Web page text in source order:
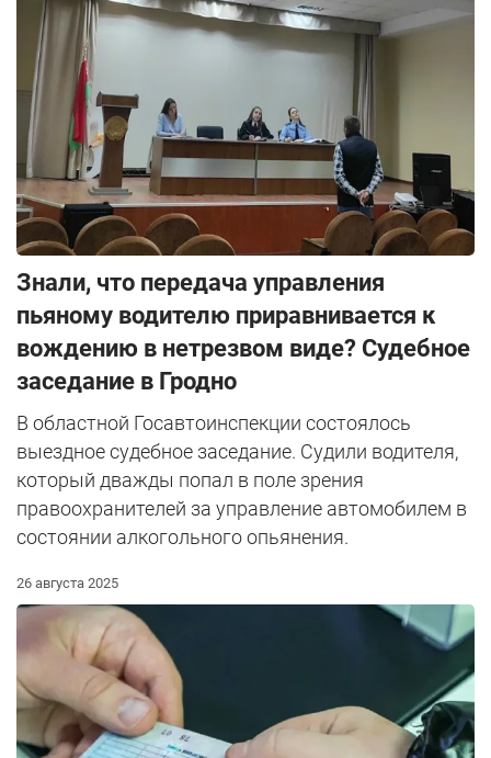
Знали, что передача управления
пьяному водителю приравнивается к
вождению в нетрезвом виде? Судебное
заседание в Гродно
В областной Госавтоинспекции состоялось
выездное судебное заседание. Судили водителя,
который дважды попал в поле зрения
правоохранителей за управление автомобилем в
состоянии алкогольного опьянения.
26 августа 2025